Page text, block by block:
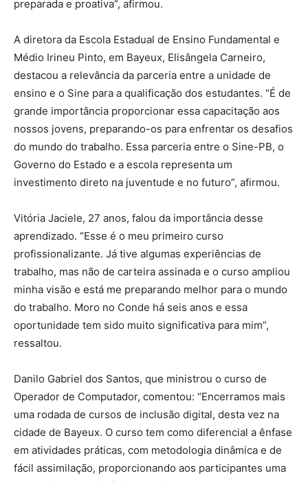
preparada e proativa”, afirmou.
A diretora da Escola Estadual de Ensino Fundamental e
Médio Irineu Pinto, em Bayeux, Elisângela Carneiro,
destacou a relevância da parceria entre a unidade de
ensino e o Sine para a qualificação dos estudantes. “É de
grande importância proporcionar essa capacitação aos
nossos jovens, preparando-os para enfrentar os desafios
do mundo do trabalho. Essa parceria entre o Sine-PB, o
Governo do Estado e a escola representa um
investimento direto na juventude e no futuro”, afirmou.
Vitória Jaciele, 27 anos, falou da importância desse
aprendizado. “Esse é o meu primeiro curso
profissionalizante. Já tive algumas experiências de
trabalho, mas não de carteira assinada e o curso ampliou
minha visão e está me preparando melhor para o mundo
do trabalho. Moro no Conde há seis anos e essa
oportunidade tem sido muito significativa para mim”,
ressaltou.
Danilo Gabriel dos Santos, que ministrou o curso de
Operador de Computador, comentou: “Encerramos mais
uma rodada de cursos de inclusão digital, desta vez na
cidade de Bayeux. O curso tem como diferencial a ênfase
em atividades práticas, com metodologia dinâmica e de
fácil assimilação, proporcionando aos participantes uma